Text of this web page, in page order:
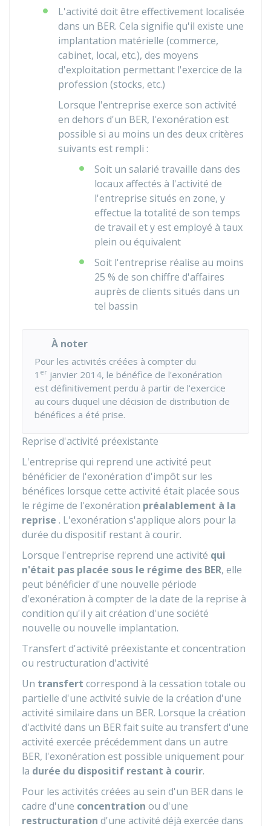
L'activité doit être effectivement localisée
dans un BER. Cela signifie qu'il existe une
implantation matérielle (commerce,
cabinet, local, etc.), des moyens
d'exploitation permettant l'exercice de la
profession (stocks, etc.)
Lorsque l'entreprise exerce son activité
en dehors d'un BER, l'exonération est
possible si au moins un des deux critères
suivants est rempli :
Soit un salarié travaille dans des
locaux affectés à l'activité de
l'entreprise situés en zone, y
effectue la totalité de son temps
de travail et y est employé à taux
plein ou équivalent
Soit l'entreprise réalise au moins
25 % de son chiffre d'affaires
auprès de clients situés dans un
tel bassin
À noter
Pour les activités créées à compter du
1 er janvier 2014, le bénéfice de l'exonération
est définitivement perdu à partir de l'exercice
au cours duquel une décision de distribution de
bénéfices a été prise.
Reprise d'activité préexistante
L'entreprise qui reprend une activité peut
bénéficier de l'exonération d'impôt sur les
bénéfices lorsque cette activité était placée sous
le régime de l'exonération préalablement à la
reprise . L'exonération s'applique alors pour la
durée du dispositif restant à courir.
Lorsque l'entreprise reprend une activité qui
n'était pas placée sous le régime des BER, elle
peut bénéficier d'une nouvelle période
d'exonération à compter de la date de la reprise à
condition qu'il y ait création d'une société
nouvelle ou nouvelle implantation.
Transfert d'activité préexistante et concentration
ou restructuration d'activité
Un transfert correspond à la cessation totale ou
partielle d'une activité suivie de la création d'une
activité similaire dans un BER. Lorsque la création
d'activité dans un BER fait suite au transfert d'une
activité exercée précédemment dans un autre
BER, l'exonération est possible uniquement pour
la durée du dispositif restant à courir.
Pour les activités créées au sein d'un BER dans le
cadre d'une concentration ou d'une
restructuration d'une activité déjà exercée dans